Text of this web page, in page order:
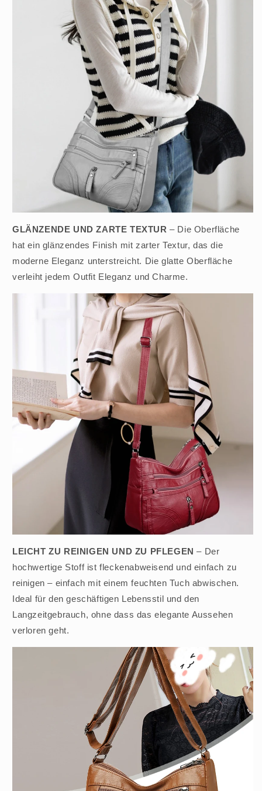
GLÄNZENDE UND ZARTE TEXTUR – Die Oberfläche
hat ein glänzendes Finish mit zarter Textur, das die
moderne Eleganz unterstreicht. Die glatte Oberfläche
verleiht jedem Outfit Eleganz und Charme.
LEICHT ZU REINIGEN UND ZU PFLEGEN – Der
hochwertige Stoff ist fleckenabweisend und einfach zu
reinigen – einfach mit einem feuchten Tuch abwischen.
Ideal für den geschäftigen Lebensstil und den
Langzeitgebrauch, ohne dass das elegante Aussehen
verloren geht.